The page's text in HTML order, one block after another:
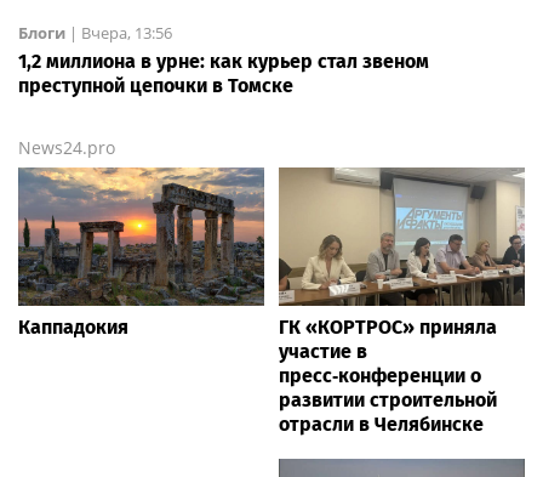
Блоги | Вчера, 13:56
1,2 миллиона в урне: как курьер стал звеном
преступной цепочки в Томске
News24.pro
Каппадокия
ГК «КОРТРОС» приняла
участие в
пресс‑конференции о
развитии строительной
отрасли в Челябинске